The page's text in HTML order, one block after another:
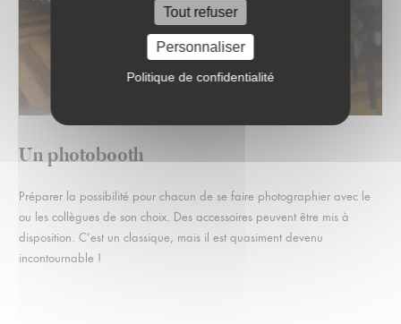
Tout refuser
Personnaliser
Politique de confidentialité
Un photobooth
Préparer la possibilité pour chacun de se faire photographier avec le
ou les collègues de son choix. Des accessoires peuvent être mis à
disposition. C’est un classique, mais il est quasiment devenu
incontournable !